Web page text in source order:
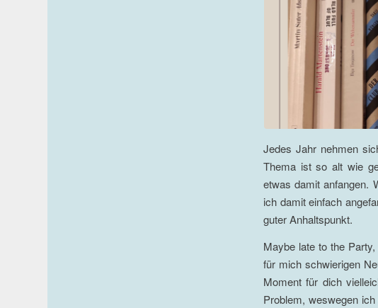
Jedes Jahr nehmen
Thema ist so alt wie
etwas damit anfangen.
ich damit einfach
guter Anhaltspunkt.
Maybe late to the
für mich schwierigen
Moment für dich
Problem, weswegen